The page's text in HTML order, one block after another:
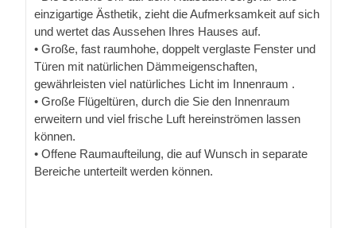
einzigartige Ästhetik, zieht die Aufmerksamkeit auf sich
und wertet das Aussehen Ihres Hauses auf.
• Große, fast raumhohe, doppelt verglaste Fenster und
Türen mit natürlichen Dämmeigenschaften,
gewährleisten viel natürliches Licht im Innenraum .
• Große Flügeltüren, durch die Sie den Innenraum
erweitern und viel frische Luft hereinströmen lassen
können.
• Offene Raumaufteilung, die auf Wunsch in separate
Bereiche unterteilt werden können.